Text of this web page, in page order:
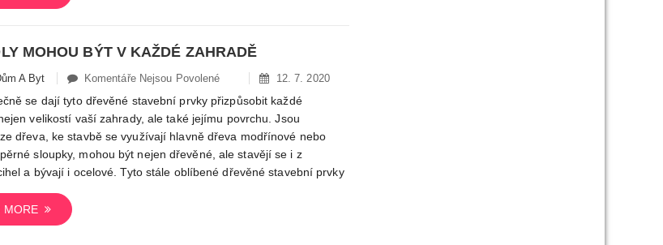
MOHOU BÝT V KAŽDÉ ZAHRADĚ
A Byt Komentáře Nejsou PovolenéU
Textu
Pergoly
Mohou
12. 7. 2020
se dají tyto dřevěné stavební prvky přizpůsobit každé
velikostí vaší zahrady, ale také jejímu povrchu. Jsou
dřeva, ke stavbě se využívají hlavně dřeva modřínové nebo
sloupky, mohou být nejen dřevěné, ale stavějí se i z
a bývají i ocelové. Tyto stále oblíbené dřevěné stavební prvky
MORE